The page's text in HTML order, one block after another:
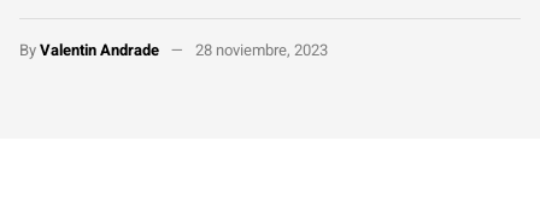
ByValentin Andrade 28 noviembre, 2023